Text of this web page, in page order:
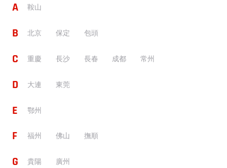
A 鞍山
B 北京 保定 包頭
C 重慶 長沙 長春 成都 常州
D 大連 東莞
E 鄂州
F 福州 佛山 撫順
G 貴陽 廣州